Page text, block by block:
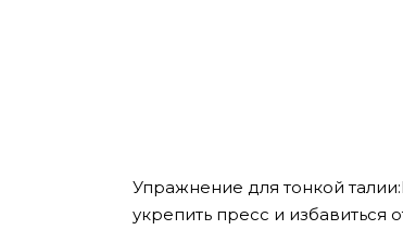
Упражнение для тонкой
укрепить пресс ​​и